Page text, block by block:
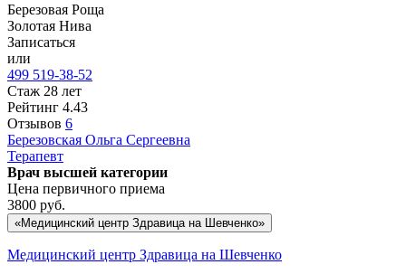
Березовая Роща
Золотая Нива
Записаться
или
499 519-38-52
Стаж 28 лет
Рейтинг 4.43
Отзывов 6
Березовская Ольга Сергеевна
Терапевт
Врач высшей категории
Цена первичного приема
3800 руб.
«Медицинский центр Здравица на Шевченко»
Медицинский центр Здравица на Шевченко